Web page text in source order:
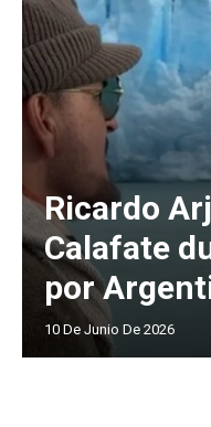
Ricardo
Calafate
por
10 De Junio De 2026